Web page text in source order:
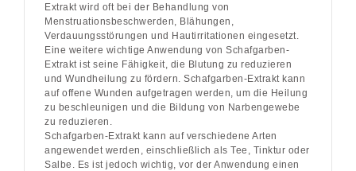
Extrakt wird oft bei der Behandlung von
Menstruationsbeschwerden, Blähungen,
Verdauungsstörungen und Hautirritationen eingesetzt.
Eine weitere wichtige Anwendung von Schafgarben-
Extrakt ist seine Fähigkeit, die Blutung zu reduzieren
und Wundheilung zu fördern. Schafgarben-Extrakt kann
auf offene Wunden aufgetragen werden, um die Heilung
zu beschleunigen und die Bildung von Narbengewebe
zu reduzieren.
Schafgarben-Extrakt kann auf verschiedene Arten
angewendet werden, einschließlich als Tee, Tinktur oder
Salbe. Es ist jedoch wichtig, vor der Anwendung einen